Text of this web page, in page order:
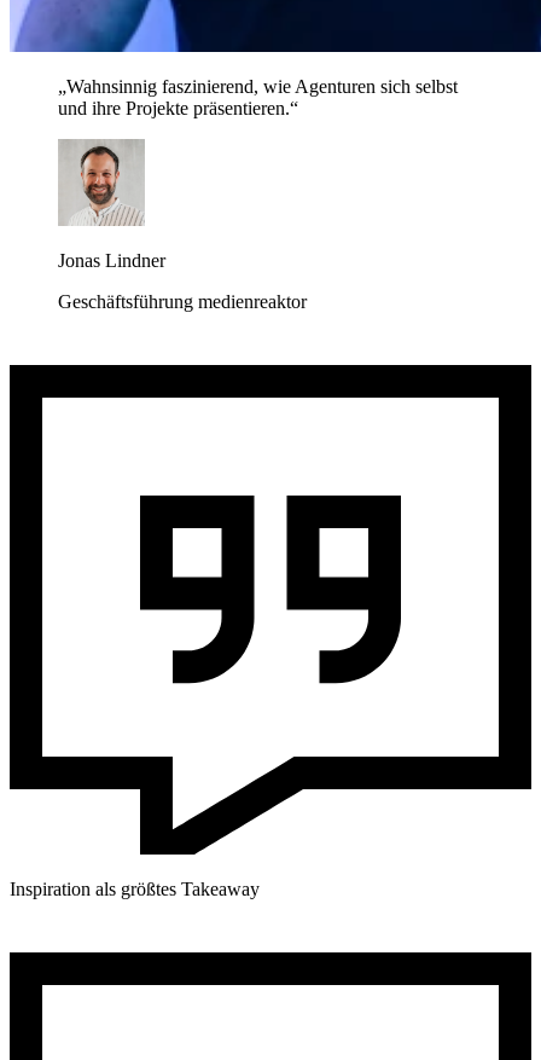
„Wahnsinnig faszinierend, wie Agenturen sich selbst
und ihre Projekte präsentieren.“
Jonas Lindner
Geschäftsführung medienreaktor
Inspiration als größtes Takeaway